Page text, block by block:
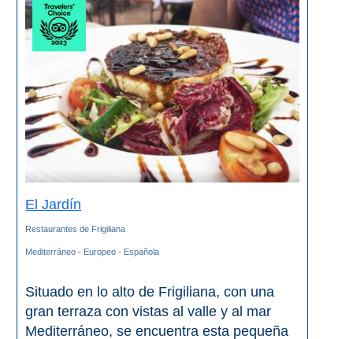
las Bodegas
Olvera
OTRAS
ZONAS
Maro
Ardales
Álora
Todos
Destinos
El Jardín
Restaurantes de Frigiliana
Mediterráneo - Europeo - Española
Situado en lo alto de Frigiliana, con una
gran terraza con vistas al valle y al mar
Mediterráneo, se encuentra esta pequeña